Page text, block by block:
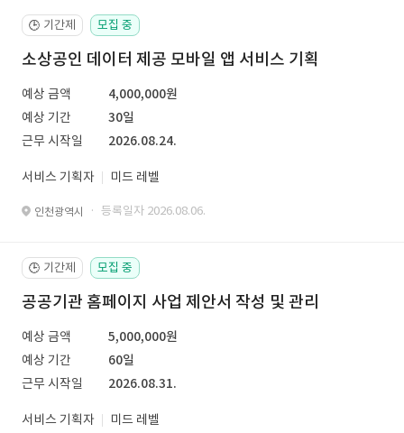
🕒 기간제 모집 중
소상공인 데이터 제공 모바일 앱 서비스 기획
예상 금액
4,000,000원
예상 기간
30일
근무 시작일
2026.08.24.
서비스 기획자 미드 레벨
인천광역시 · 등록일자 2026.08.06.
🕒 기간제 모집 중
공공기관 홈페이지 사업 제안서 작성 및 관리
예상 금액
5,000,000원
예상 기간
60일
근무 시작일
2026.08.31.
서비스 기획자 미드 레벨